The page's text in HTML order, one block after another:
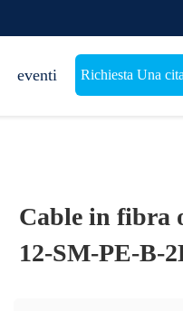
eventi Richiesta Una
Cable in fibra
12-SM-PE-B-